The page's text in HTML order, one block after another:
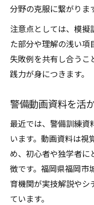
分野の克服に繋がりま
注意点としては、模擬
た部分や理解の浅い項
失敗例を共有し合うこ
践力が身につきます。
警備動画資料を活
最近では、警備訓練資
います。動画資料は視
め、初心者や独学者に
徴です。福岡県福岡市
育機関が実技解説やシ
ています。